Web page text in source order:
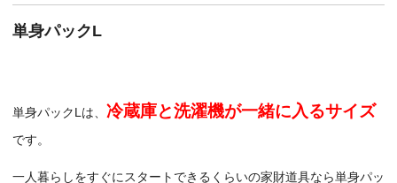
単身パックL
単身パックLは、 冷蔵庫と洗濯機が一緒に入るサイズ
です。
一人暮らしをすぐにスタートできるくらいの家財道具なら単身パッ